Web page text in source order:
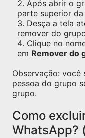
Após abrir o
parte superior da
Desça a tela
remover do
Clique no
em Remover do
Observação: você
pessoa do grupo
grupo.
Como
WhatsApp?